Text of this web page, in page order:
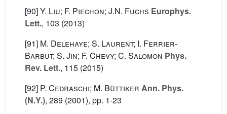
[90]Y. Liu; F. Piechon; J.N. Fuchs Europhys.
Lett., 103 (2013)
[91] M. Delehaye; S. Laurent; I. Ferrier-
Barbut; S. Jin; F. Chevy; C. Salomon Phys.
Rev. Lett., 115 (2015)
[92] P. Cedraschi; M. Büttiker Ann. Phys.
(N.Y.), 289 (2001), pp. 1-23